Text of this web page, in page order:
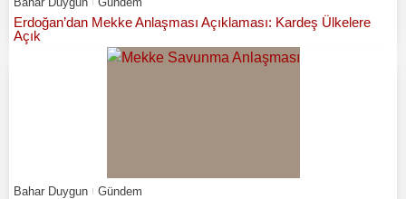
Erdoğan’dan Mekke Anlaşması Açıklaması: Kardeş Ülkelere
Açık
Bahar Duygun Gündem